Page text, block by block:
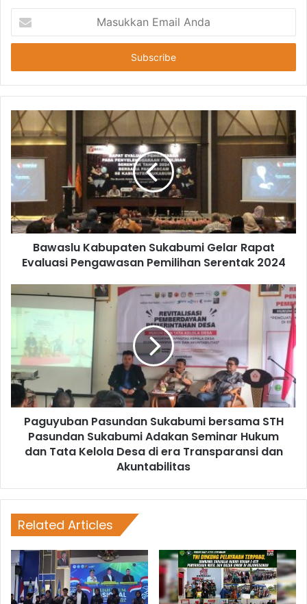
Email
Anda
Bawaslu Kabupaten Sukabumi Gelar Rapat
Evaluasi Pengawasan Pemilihan Serentak 2024
Paguyuban Pasundan Sukabumi bersama STH
Pasundan Sukabumi Adakan Seminar Hukum
dan Tata Kelola Desa di era Transparansi dan
Akuntabilitas
Related Articles